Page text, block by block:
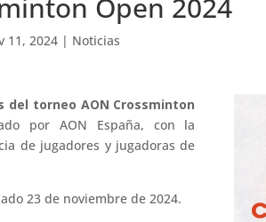
Open 2024
11, 2024 | Noticias
del torneo AON Crossminton
por AON España, con la
de jugadores y jugadoras de
23 de noviembre de 2024.